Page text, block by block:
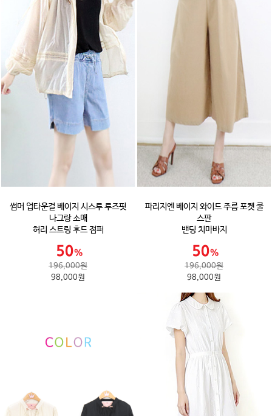
썸머 업타운걸 베이지 시스루 루즈핏
나그랑 소매
허리 스트링 후드 점퍼
196,000원
98,000원
파리지엔 베이지 와이드 주름 포켓 쿨
스판
밴딩 치마바지
196,000원
98,000원